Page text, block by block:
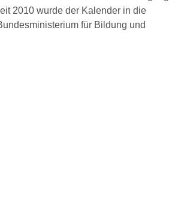
2010 wurde der Kalender in die
für Bildung und